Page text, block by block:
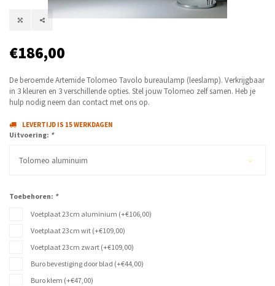
€186,00
De beroemde Artemide Tolomeo Tavolo bureaulamp (leeslamp). Verkrijgbaar
in 3 kleuren en 3 verschillende opties. Stel jouw Tolomeo zelf samen. Heb je
hulp nodig neem dan contact met ons op.
LEVERTIJD IS 15 WERKDAGEN
Uitvoering: *
Tolomeo aluminuim
Toebehoren: *
Voetplaat 23cm aluminium (+€106,00)
Voetplaat 23cm wit (+€109,00)
Voetplaat 23cm zwart (+€109,00)
Buro bevestiging door blad (+€44,00)
Buro klem (+€47,00)